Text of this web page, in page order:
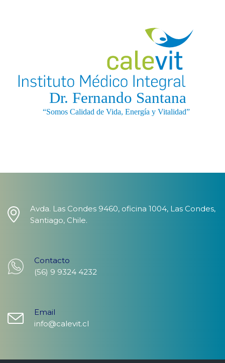
Avda. Las Condes 9460, oficina 1004, Las Condes,
Santiago, Chile.
Contacto
(56) 9 9324 4232
Email
info@calevit.cl